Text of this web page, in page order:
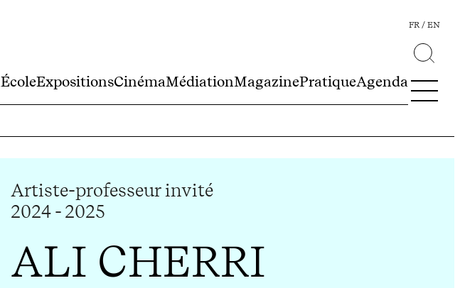
ÉcoleExpositionsCinémaMédiationMagazinePratiqueAgenda
FR EN
Artiste-professeur invité
2024 - 2025
ALI CHERRI